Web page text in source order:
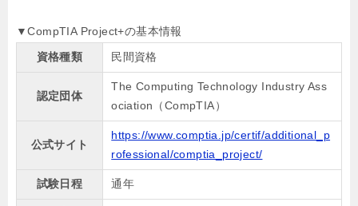
▼CompTIA Project+の基本情報
資格種類 民間資格
認定団体
The Computing Technology Industry Ass
ociation（CompTIA）
公式サイト
https://www.comptia.jp/certif/additional_p
rofessional/comptia_project/
試験日程 通年